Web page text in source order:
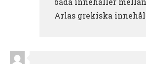
Arlas grekiska